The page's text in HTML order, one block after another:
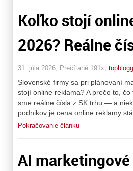
Koľko stojí
2026? Reálne
31. júla 2026, Prečítané 191x,
Slovenské firmy sa pri plánovaní
stojí online reklama? A prečo to,
sme reálne čísla z SK trhu — a
podnikov je cena online reklamy
Pokračovanie článku
AI